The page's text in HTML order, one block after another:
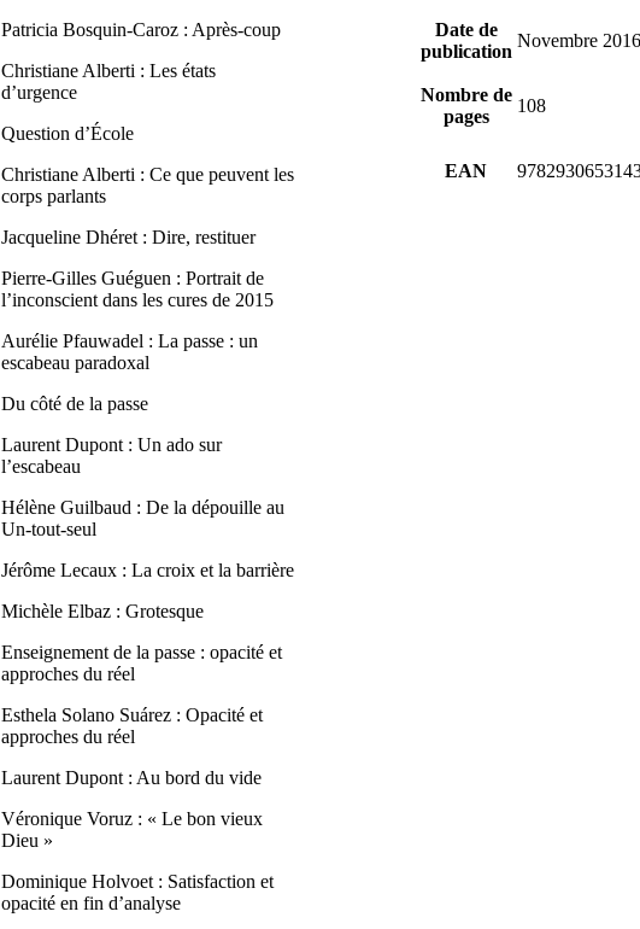
Patricia Bosquin-Caroz : Après-coup
Christiane Alberti : Les états
d’urgence
Question d’École
Christiane Alberti : Ce que peuvent les
corps parlants
Jacqueline Dhéret : Dire, restituer
Pierre-Gilles Guéguen : Portrait de
l’inconscient dans les cures de 2015
Aurélie Pfauwadel : La passe : un
escabeau paradoxal
Du côté de la passe
Laurent Dupont : Un ado sur
l’escabeau
Hélène Guilbaud : De la dépouille au
Un-tout-seul
Jérôme Lecaux : La croix et la barrière
Michèle Elbaz : Grotesque
Enseignement de la passe : opacité et
approches du réel
Esthela Solano Suárez : Opacité et
approches du réel
Laurent Dupont : Au bord du vide
Véronique Voruz : « Le bon vieux
Dieu »
Dominique Holvoet : Satisfaction et
opacité en fin d’analyse
Date de
publication
Novembre 2016
Nombre de
pages
108
EAN